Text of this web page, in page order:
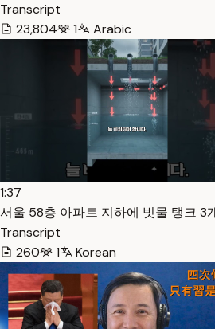
Transcript
23,804
1 Arabic
1:37
서울 58층 아파트 지하에 빗물 탱크 3
Transcript
260
1 Korean